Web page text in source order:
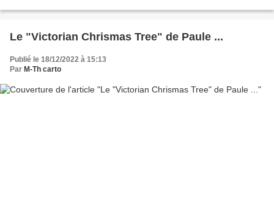
Le "Victorian Chrismas Tree" de Paule ...
Publié le 18/12/2022 à 15:13
Par M-Th carto